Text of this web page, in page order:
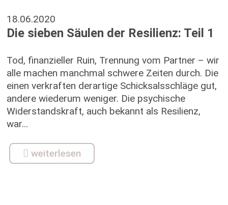
18.06.2020
Die sieben Säulen der Resilienz: Teil 1
Tod, finanzieller Ruin, Trennung vom Partner – wir
alle machen manchmal schwere Zeiten durch. Die
einen verkraften derartige Schicksalsschläge gut,
andere wiederum weniger. Die psychische
Widerstandskraft, auch bekannt als Resilienz,
war...
weiterlesen